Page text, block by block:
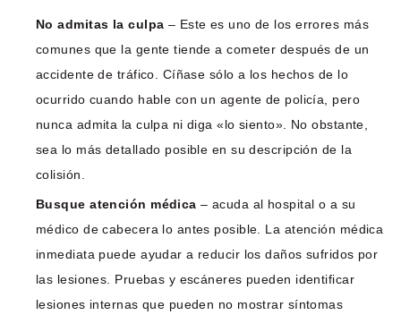
No admitas la culpa – Este es uno de los errores más
comunes que la gente tiende a cometer después de un
accidente de tráfico. Cíñase sólo a los hechos de lo
ocurrido cuando hable con un agente de policía, pero
nunca admita la culpa ni diga «lo siento». No obstante,
sea lo más detallado posible en su descripción de la
colisión.
Busque atención médica– acuda al hospital o a su
médico de cabecera lo antes posible. La atención médica
inmediata puede ayudar a reducir los daños sufridos por
las lesiones. Pruebas y escáneres pueden identificar
lesiones internas que pueden no mostrar síntomas